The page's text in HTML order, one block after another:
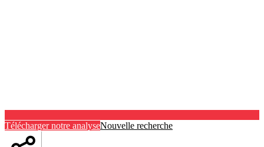
Télécharger notre analyseNouvelle recherche